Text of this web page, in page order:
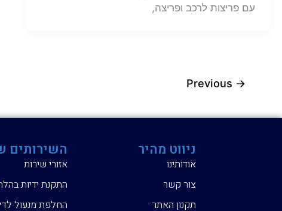
עם פריצות לרכב ופריצה,
→
ניווט מהיר
אודותינו
צור קשר
תקנון האתר
השירותים
אזורי שירות
התקנת ידיות
החלפת מנעול